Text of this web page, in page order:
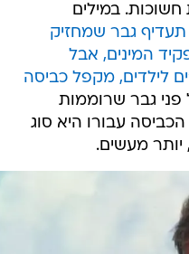
במילים
גבר שמחזיק
המינים, אבל
לילדים, מקפל כביסה
פני גבר שרוממות
עבורו היא סוג
יותר מעשים.